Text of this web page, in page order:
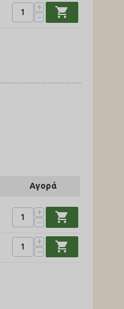
+
−
shopping_cart
Αγορά
+
−
shopping_cart
+
−
shopping_cart